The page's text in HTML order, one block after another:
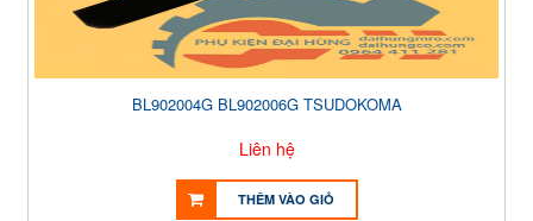
BL902004G BL902006G TSUDOKOMA
Liên hệ
THÊM VÀO GIỎ